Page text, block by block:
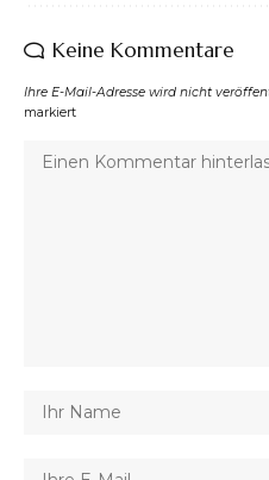
Keine Kommentare
Ihre E-Mail-Adresse wird nicht
markiert